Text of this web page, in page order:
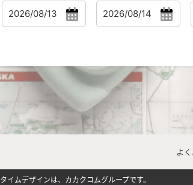
よ
タイムデザインは、カカクコムグループです。